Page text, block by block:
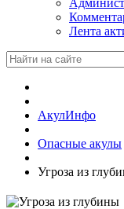
Лента
АкулИнфо
Опасные акулы
Угроза из